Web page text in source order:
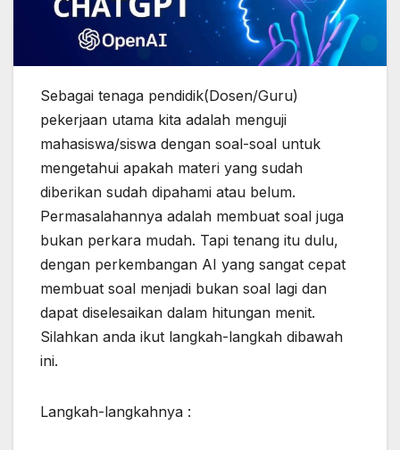
Sebagai tenaga pendidik(Dosen/Guru)
pekerjaan utama kita adalah menguji
mahasiswa/siswa dengan soal-soal untuk
mengetahui apakah materi yang sudah
diberikan sudah dipahami atau belum.
Permasalahannya adalah membuat soal juga
bukan perkara mudah. Tapi tenang itu dulu,
dengan perkembangan AI yang sangat cepat
membuat soal menjadi bukan soal lagi dan
dapat diselesaikan dalam hitungan menit.
Silahkan anda ikut langkah-langkah dibawah
ini.
Langkah-langkahnya :